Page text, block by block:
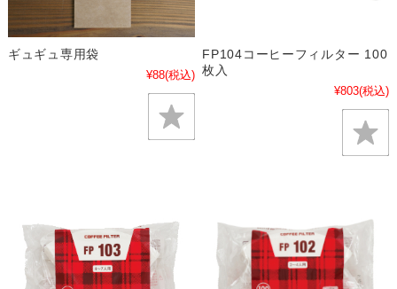
ギュギュ専用袋
¥88(税込)
FP104コーヒーフィルター 100
枚入
¥803(税込)